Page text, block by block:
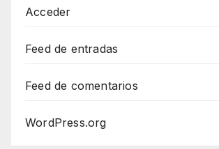
Acceder
Feed de entradas
Feed de comentarios
WordPress.org